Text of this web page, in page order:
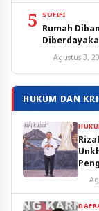
5 SOFIFI
Rumah
Agustus 3,
HUKUM DAN
Utara